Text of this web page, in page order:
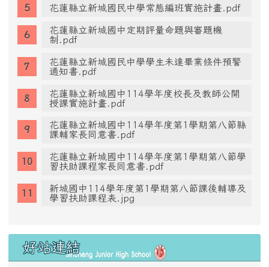
花蓮縣立新城國民中學常態編班實施計畫.pdf
花蓮縣立新城國中定期評量命題與審題機
制.pdf
花蓮縣立新城國民中學學生未達畢業條件預警
通知書.pdf
花蓮縣立新城國中114學年度校長及教師公開
授課實施計畫.pdf
花蓮縣立新城國中114學年度第1學期第八節縣
課輔家長同意書.pdf
花蓮縣立新城國中114學年度第1學期第八節學
習扶助課程家長同意書.pdf
新城國中114學年度第1學期第八節課後輔導及
學習扶助課程表.jpg
好站連結